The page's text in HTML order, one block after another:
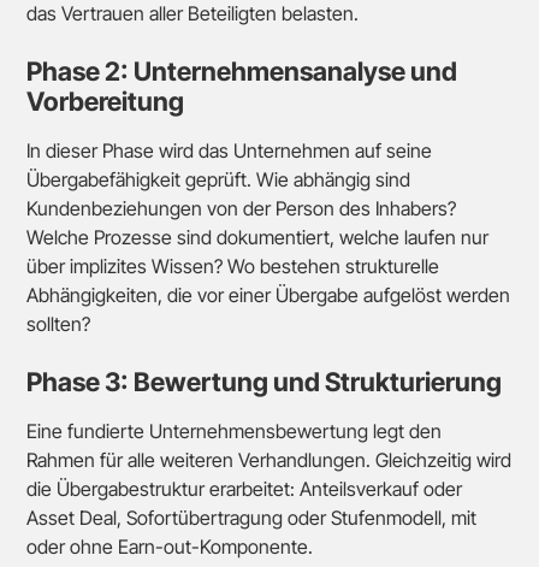
das Vertrauen aller Beteiligten belasten.
Phase 2: Unternehmensanalyse und
Vorbereitung
In dieser Phase wird das Unternehmen auf seine
Übergabefähigkeit geprüft. Wie abhängig sind
Kundenbeziehungen von der Person des Inhabers?
Welche Prozesse sind dokumentiert, welche laufen nur
über implizites Wissen? Wo bestehen strukturelle
Abhängigkeiten, die vor einer Übergabe aufgelöst werden
sollten?
Phase 3: Bewertung und Strukturierung
Eine fundierte Unternehmensbewertung legt den
Rahmen für alle weiteren Verhandlungen. Gleichzeitig wird
die Übergabestruktur erarbeitet: Anteilsverkauf oder
Asset Deal, Sofortübertragung oder Stufenmodell, mit
oder ohne Earn-out-Komponente.